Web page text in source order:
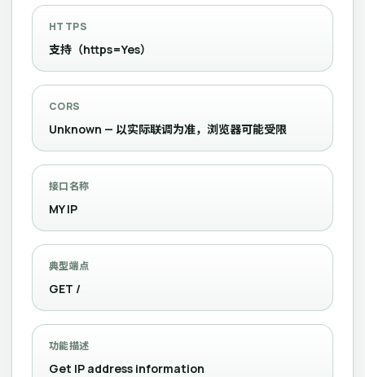
HTTPS
支持（https=Yes）
CORS
Unknown — 以实际联调为准，浏览器可能受限
接口名称
MY IP
典型端点
GET /
功能描述
Get IP address information